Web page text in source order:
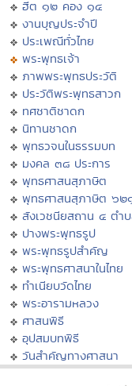
ฮีต ๑๒ คอง ๑๔
งานบุญประจำปี
ประเพณีทั่วไทย
พระพุทธเจ้า
ภาพพระพุทธประวัติ
ประวัติพระพุทธสาวก
ทศชาติชาดก
นิทานชาดก
พุทธวจนในธรรมบท
มงคล ๓๘ ประการ
พุทธศาสนสุภาษิต
พุทธศาสนสุภาษิต ๖๒
สังเวชนียสถาน ๔ ตำ
ปางพระพุทธรูป
พระพุทธรูปสำคัญ
พระพุทธศาสนาในไทย
ทำเนียบวัดไทย
พระอารามหลวง
ศาสนพิธี
อุปสมบทพิธี
วันสำคัญทางศาสนา